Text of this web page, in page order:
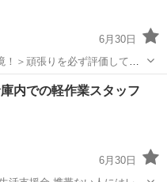
6月30日
＞頑張りを必ず評価してく
ディネータ
内での軽作業スタッフ
6月30日